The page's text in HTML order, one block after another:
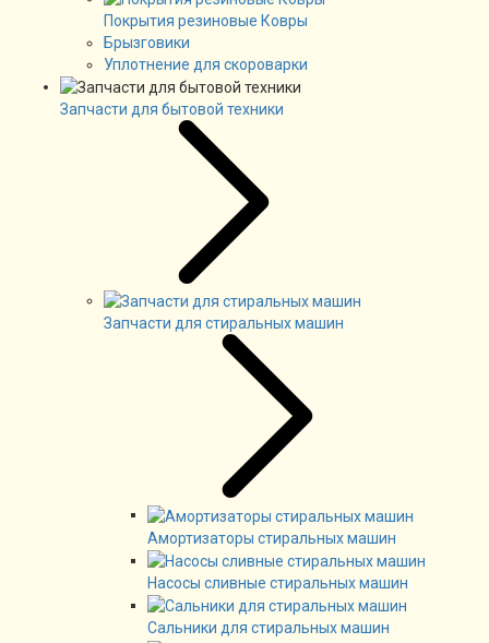
Покрытия резиновые Ковры
Брызговики
Уплотнение для скороварки
Запчасти для бытовой техники
Запчасти для стиральных машин
Амортизаторы стиральных машин
Насосы сливные стиральных машин
Сальники для стиральных машин